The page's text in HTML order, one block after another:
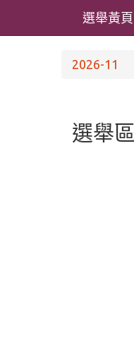
選舉黃頁
2026-11
選舉區